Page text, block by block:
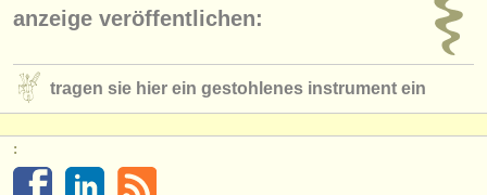
anzeige veröffentlichen:
tragen sie hier ein gestohlenes instrument ein
: